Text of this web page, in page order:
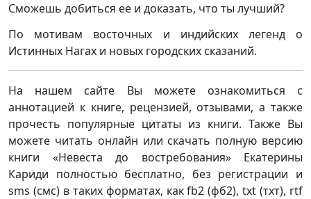
Сможешь добиться ее и доказать, что ты лучший?
По мотивам восточных и индийских легенд о
Истинных Нагах и новых городских сказаний.
На нашем сайте Вы можете ознакомиться с
аннотацией к книге, рецензией, отзывами, а также
прочесть популярные цитаты из книги. Также Вы
можете читать онлайн или скачать полную версию
книги «Невеста до востребования» Екатерины
Кариди полностью бесплатно, без регистрации и
sms (смс) в таких форматах, как fb2 (фб2), txt (тхт), rtf